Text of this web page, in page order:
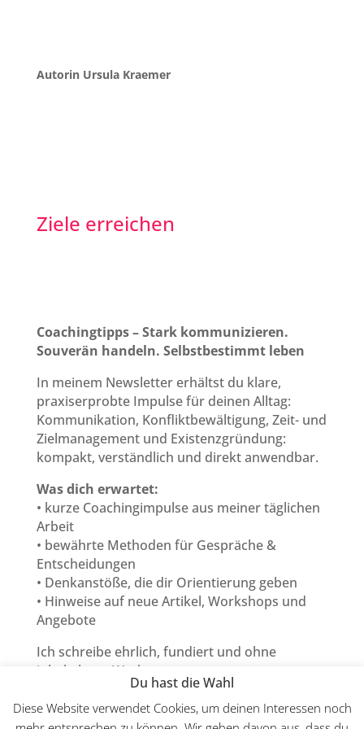
Autorin Ursula Kraemer
Ziele erreichen
Coachingtipps – Stark kommunizieren.
Souverän handeln. Selbstbestimmt leben
In meinem Newsletter erhältst du klare,
praxiserprobte Impulse für deinen Alltag:
Kommunikation, Konfliktbewältigung, Zeit- und
Zielmanagement und Existenzgründung:
kompakt, verständlich und direkt anwendbar.
Was dich erwartet:
• kurze Coachingimpulse aus meiner täglichen
Arbeit
• bewährte Methoden für Gespräche &
Entscheidungen
• Denkanstöße, die dir Orientierung geben
• Hinweise auf neue Artikel, Workshops und
Angebote
Ich schreibe ehrlich, fundiert und ohne
inhaltsleere Werbung.
Abmelden kannst du dich jederzeit mit einem
Klick.
Du hast die Wahl
Diese Website verwendet Cookies, um deinen Interessen noch